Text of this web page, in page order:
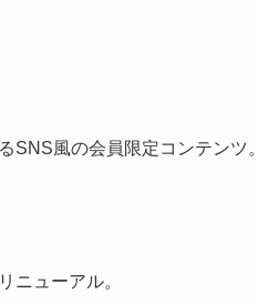
SNS風の会員限定コンテンツ。
ニューアル。